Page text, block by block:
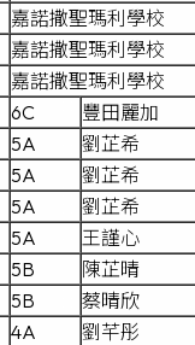
嘉諾撒聖瑪利學校
嘉諾撒聖瑪利學校
嘉諾撒聖瑪利學校
6C 豐田麗加
5A 劉芷希
5A 劉芷希
5A 劉芷希
5A 王謹心
5B 陳芷晴
5B 蔡晴欣
4A 劉芊彤